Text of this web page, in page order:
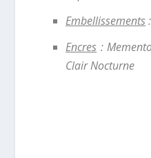
Embellissements
Encres :
Clair Nocturne